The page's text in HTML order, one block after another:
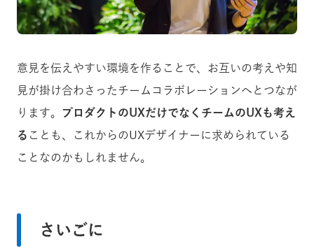
意見を伝えやすい環境を作ることで、お互いの考えや知
見が掛け合わさったチームコラボレーションへとつなが
ります。 プロダクトのUXだけでなくチームのUXも考え
る ことも、これからのUXデザイナーに求められている
ことなのかもしれません。
さいごに